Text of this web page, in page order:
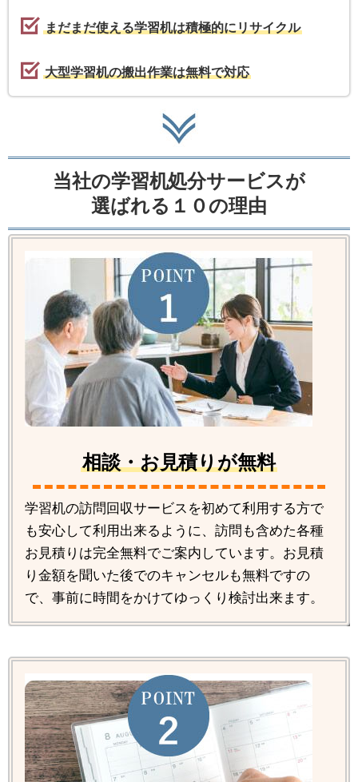
まだまだ使える学習机は積極的にリサイクル
大型学習机の搬出作業は無料で対応
当社の学習机処分サービスが
選ばれる１０の理由
相談・お見積りが無料
学習机の訪問回収サービスを初めて利用する方で
も安心して利用出来るように、訪問も含めた各種
お見積りは完全無料でご案内しています。お見積
り金額を聞いた後でのキャンセルも無料ですの
で、事前に時間をかけてゆっくり検討出来ます。